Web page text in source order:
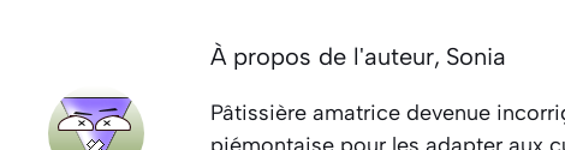
À propos de l'auteur, Sonia
Pâtissière amatrice devenue